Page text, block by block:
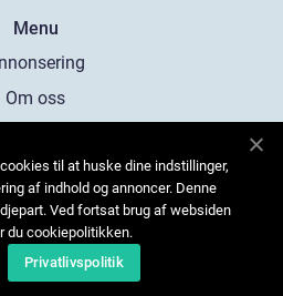
Menu
Om oss
oss
Sitemap
til at huske dine indstillinger,
af indhold og annoncer. Denne
Ved fortsat brug af websiden
du cookiepolitikken.
Privatlivspolitik